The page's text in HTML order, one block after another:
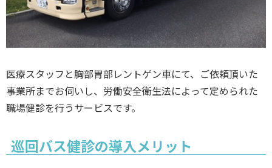
医療スタッフと胸部胃部レントゲン車にて、ご依頼頂いた
事業所までお伺いし、労働安全衛生法によって定められた
職場健診を行うサービスです。
巡回バス健診の導入メリット